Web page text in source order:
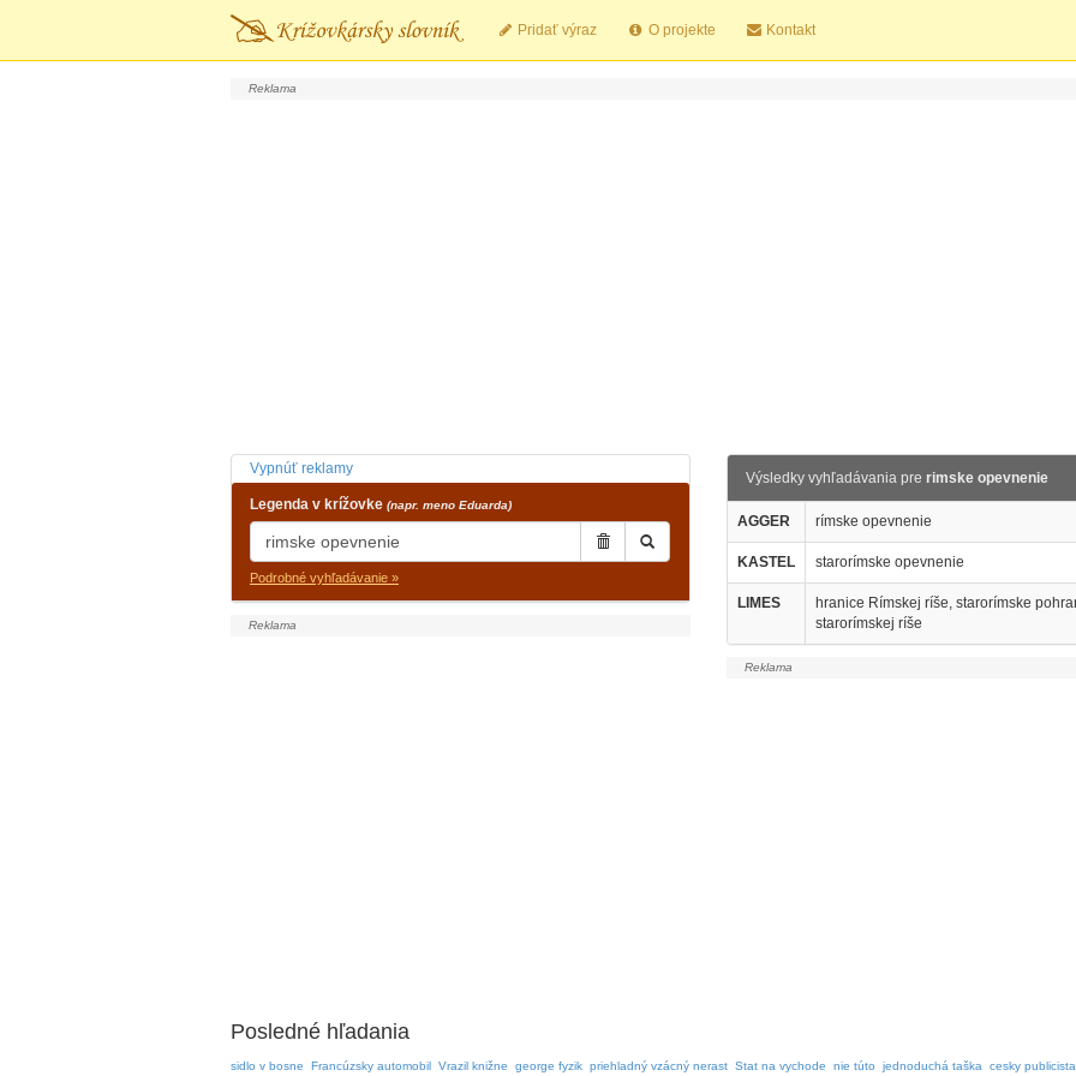
Pridať výraz O projekte Kontakt
Vypnúť reklamy
Legenda v krížovke (napr. meno Eduarda)
Podrobné vyhľadávanie »
Výsledky vyhľadávania pre rimske opevnenie
AGGER rímske opevnenie
KASTEL starorímske opevnenie
LIMES
hranice Rímskej ríše, starorímske
starorímskej ríše
Posledné hľadania
sidlo v bosne Francúzsky automobil Vrazil knižne george fyzik priehladný vzácný nerast Stat na vychode nie túto jednoduchá taška cesky